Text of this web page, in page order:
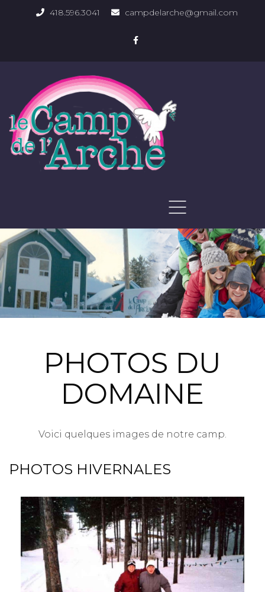
418.596.3041 campdelarche@gmail.com
PHOTOS DU DOMAINE
PHOTOS DU
DOMAINE
Voici quelques images de notre camp.
PHOTOS HIVERNALES